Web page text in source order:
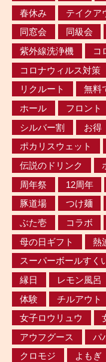
春休み
テイクア
同窓会
同級会
紫外線洗浄機
コ
コロナウィルス対策
リクルート
無料
ホール
フロント
シルバー割
お得
ポカリスウェット
伝説のドリンク
周年祭
12周年
豚道場
つけ麺
ぶた壱
コラボ
母の日ギフト
熱
スーパーボールすく
縁日
レモン風呂
体験
チルアウト
女子ロウリュウ
アウフグース
パ
クロモジ
よもぎ